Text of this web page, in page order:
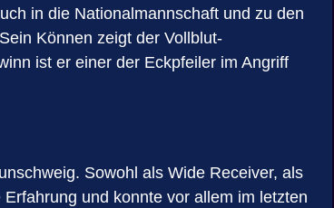
in die Nationalmannschaft und zu den
Können zeigt der Vollblut-
ist er einer der Eckpfeiler im Angriff
Sowohl als Wide Receiver, als
und konnte vor allem im letzten